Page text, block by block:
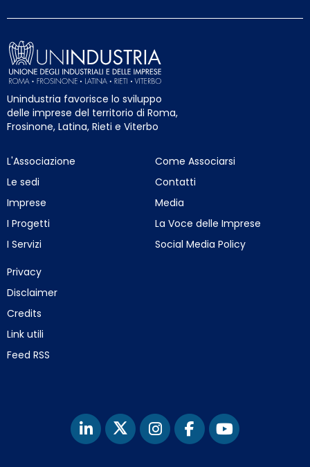
Unindustria favorisce lo sviluppo
delle imprese del territorio di Roma,
Frosinone, Latina, Rieti e Viterbo
L'Associazione
Le sedi
Imprese
I Progetti
I Servizi
Come Associarsi
Contatti
Media
La Voce delle Imprese
Social Media Policy
Privacy
Disclaimer
Credits
Link utili
Feed RSS